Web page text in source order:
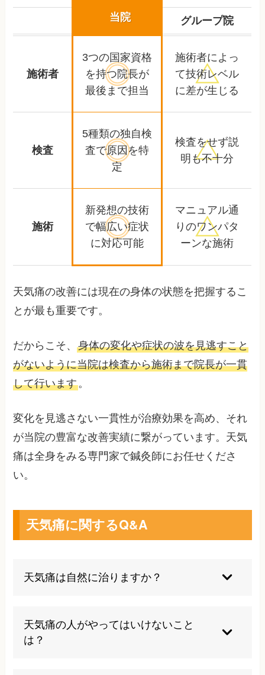
当院 グループ院
施術者
3つの国家資格
を持つ 院長が
最後まで担当
施術者によっ
て技術レベル
に差が生じる
検査
5種類の独自検
査で原因を特
定
検査をせず説
明も不十分
施術
新発想の技術
で幅広い症状
に対応可能
マニュアル通
りのワンパタ
ーンな施術
天気痛の改善には現在の身体の状態を把握するこ
とが最も重要です。
だからこそ、身体の変化や症状の波を見逃すこと
がないように当院は検査から施術まで院長が一貫
して行います。
変化を見逃さない一貫性が治療効果を高め、それ
が当院の豊富な改善実績に繋がっています。天気
痛は全身をみる専門家で鍼灸師にお任せくださ
い。
天気痛に関するQ&A
天気痛は自然に治りますか？
すが、多くの場合、適切な治療やセルフケアが必
要です。症状が続く場合は医療機関に相談しまし
天気痛の人がやってはいけないこと
は？